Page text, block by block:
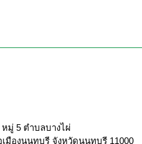
หมู่ 5 ตำบลบางไผ่
เมืองนนทบุรี จังหวัดนนทบุรี 11000